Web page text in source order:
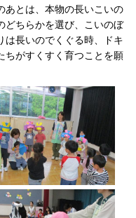
あとは、本物の長いこいの
どちらかを選び、こいのぼ
は長いのでくぐる時、ドキ
ちがすくすく育つことを願